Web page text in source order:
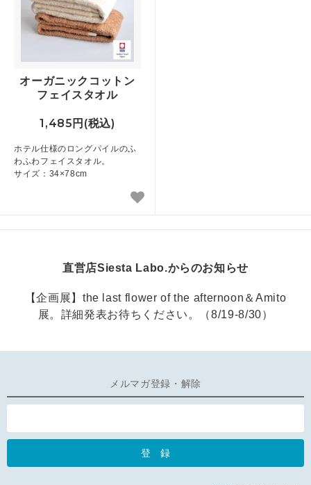
オーガニックコットン
フェイスタオル
1,485円(税込)
ホテル仕様のロングパイルのふ
わふわフェイスタオル。
サイズ：34×78cm
直営店Siesta Labo.からのお知らせ
【企画展】the last flower of the afternoon＆Amito
展。詳細発表お待ちください。（8/19-8/30）
メルマガ登録・解除